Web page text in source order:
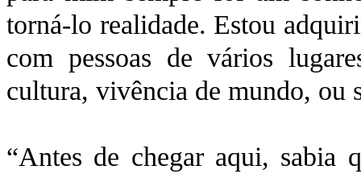
torná-lo realidade. Estou
com pessoas de vários
cultura, vivência de mundo, ou
“Antes de chegar aqui, sabia